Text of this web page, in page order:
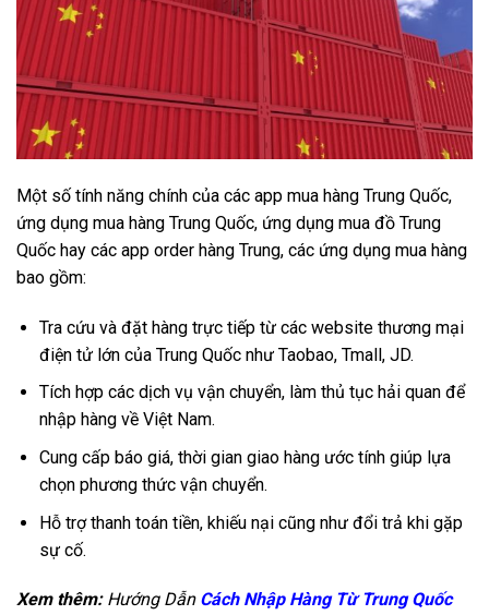
Một số tính năng chính của các app mua hàng Trung Quốc,
ứng dụng mua hàng Trung Quốc, ứng dụng mua đồ Trung
Quốc hay các app order hàng Trung, các ứng dụng mua hàng
bao gồm:
Tra cứu và đặt hàng trực tiếp từ các website thương mại
điện tử lớn của Trung Quốc như Taobao, Tmall, JD.
Tích hợp các dịch vụ vận chuyển, làm thủ tục hải quan để
nhập hàng về Việt Nam.
Cung cấp báo giá, thời gian giao hàng ước tính giúp lựa
chọn phương thức vận chuyển.
Hỗ trợ thanh toán tiền, khiếu nại cũng như đổi trả khi gặp
sự cố.
Xem thêm:Hướng DẫnCách Nhập Hàng Từ Trung Quốc